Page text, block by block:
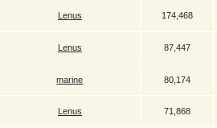
Lenus 174,468
Lenus 87,447
marine 80,174
Lenus 71,868